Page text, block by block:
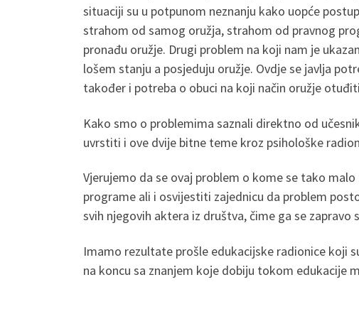
situaciji su u potpunom neznanju kako uopće
strahom od samog oružja, strahom od pravnog
pronađu oružje. Drugi problem na koji nam je
lošem stanju a posjeduju oružje. Ovdje se javlja
također i potreba o obuci na koji način oružje
Kako smo o problemima saznali direktno od
uvrstiti i ove dvije bitne teme kroz psihološke
Vjerujemo da se ovaj problem o kome se tako
programe ali i osvijestiti zajednicu da problem
svih njegovih aktera iz društva, čime ga se zapravo
Imamo rezultate prošle edukacijske radionice koji
na koncu sa znanjem koje dobiju tokom edukacije